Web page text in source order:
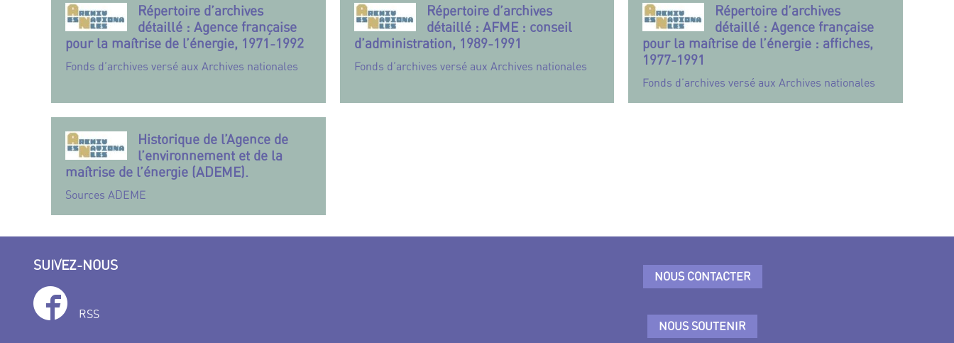
Répertoire d’archives
détaillé : Agence française
pour la maîtrise de l’énergie, 1971-1992
Fonds d’archives versé aux Archives nationales
Répertoire d’archives
détaillé : AFME : conseil
d’administration, 1989-1991
Fonds d’archives versé aux Archives nationales
Répertoire d’archives
détaillé : Agence française
pour la maîtrise de l’énergie : affiches,
1977-1991
Fonds d’archives versé aux Archives nationales
Historique de l’Agence de
l’environnement et de la
maîtrise de l’énergie (ADEME).
Sources ADEME
SUIVEZ-NOUS
RSS
NOUS CONTACTER
NOUS SOUTENIR